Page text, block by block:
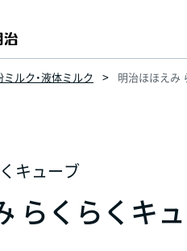
ミルク・液体ミルク 明治ほほえみ
キューブ
らくらくキ